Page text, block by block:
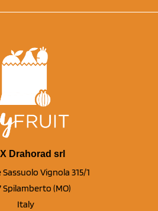
Drahorad srl
Sassuolo Vignola 315/1
Spilamberto (MO)
Italy